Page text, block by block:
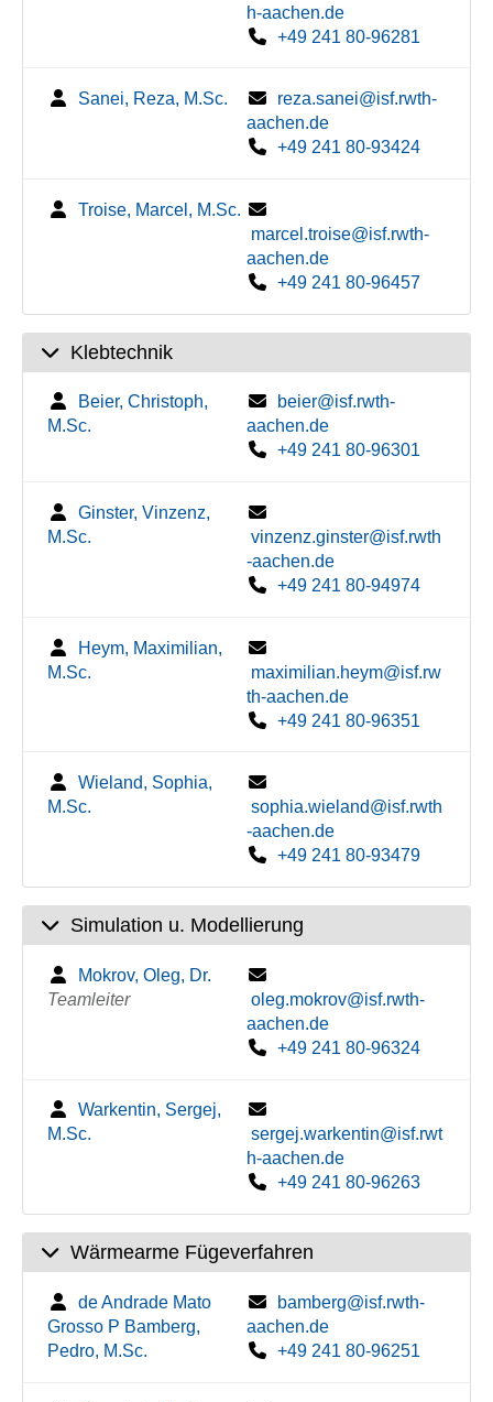
h-aachen.de
+49 241 80-96281
Sanei, Reza, M.Sc.
reza.sanei@isf.rwth-
aachen.de
+49 241 80-93424
Troise, Marcel, M.Sc.
marcel.troise@isf.rwth-
aachen.de
+49 241 80-96457
Klebtechnik
Beier, Christoph,
M.Sc.
beier@isf.rwth-
aachen.de
+49 241 80-96301
Ginster, Vinzenz,
M.Sc.
vinzenz.ginster@isf.rwth
-aachen.de
+49 241 80-94974
Heym, Maximilian,
M.Sc.
maximilian.heym@isf.rw
th-aachen.de
+49 241 80-96351
Wieland, Sophia,
M.Sc.
sophia.wieland@isf.rwth
-aachen.de
+49 241 80-93479
Simulation u. Modellierung
Mokrov, Oleg, Dr.
Teamleiter
oleg.mokrov@isf.rwth-
aachen.de
+49 241 80-96324
Warkentin, Sergej,
M.Sc.
sergej.warkentin@isf.rwt
h-aachen.de
+49 241 80-96263
Wärmearme Fügeverfahren
de Andrade Mato
Grosso P Bamberg,
Pedro, M.Sc.
bamberg@isf.rwth-
aachen.de
+49 241 80-96251